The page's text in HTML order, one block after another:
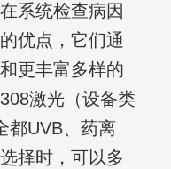
系统检查病因
优点，它们通
更丰富多样的
激光（设备类
都UVB、药离
择时，可以多